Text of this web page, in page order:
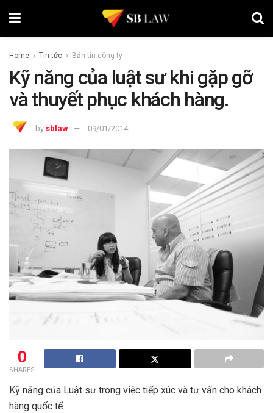
Home Tin tức Bản tin công ty
Kỹ năng của luật sư khi gặp gỡ
và thuyết phục khách hàng.
by sblaw 09/01/2014
0
SHARES
Kỹ năng của Luật sư trong việc tiếp xúc và tư vấn cho khách
hàng quốc tế.